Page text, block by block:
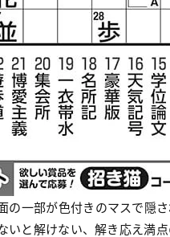
の一部が色付きのマスで隠
と解けない、解き応え満点